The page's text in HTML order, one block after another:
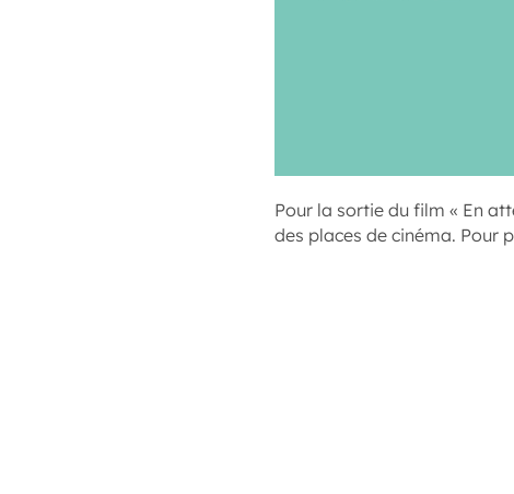
Pour la sortie du film « En
des places de cinéma. Pour